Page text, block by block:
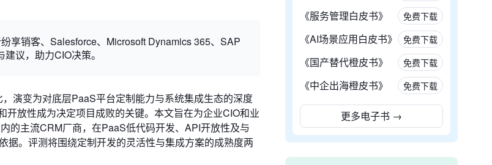
享销客、Salesforce、Microsoft Dynamics 365、SAP
议，助力CIO决策。
演变为对底层PaaS平台定制能力与系统集成生态的深度
放性成为决定项目成败的关键。本文旨在为企业CIO和业
的主流CRM厂商，在PaaS低代码开发、API开放性及与
。评测将围绕定制开发的灵活性与集成方案的成熟度两
《服务管理白皮书》 免费下载
《AI场景应用白皮书》 免费下载
《国产替代橙皮书》 免费下载
《中企出海橙皮书》 免费下载
更多电子书 →